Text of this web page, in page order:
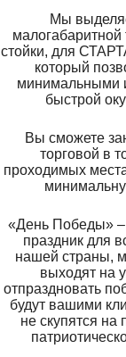
Мы
стойки, для
который
минимальными
быстрой
Вы сможете
торговой в
проходимых
«День Победы»
праздник для
нашей страны,
выходят на
отпраздновать
будут вашими
не скупятся на